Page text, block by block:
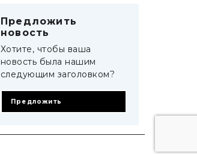
Предложить
новость
Хотите, чтобы ваша
новость была нашим
следующим заголовком?
Предложить